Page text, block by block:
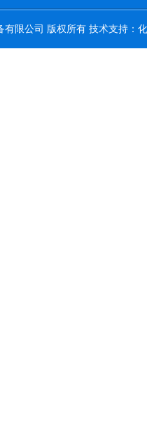
限公司 版权所有 技术支持：